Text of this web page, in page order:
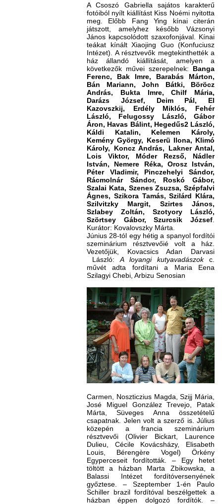
A Csoszó Gabriella sajátos karakterű
fotóiból nyílt kiállítást Kiss Noémi nyitotta
meg. Előbb Fang Ying kínai citerán
játszott, amelyhez később Vázsonyi
János kapcsolódott szaxofonjával. Kínai
teákat kínált Xiaojing Guo (Konfuciusz
Intézet). A résztvevők megtekinthették a
ház állandó kiállítását, amelyen a
következők művei szerepelnek: Banga
Ferenc, Bak Imre, Barabás Márton,
Bán Mariann, John Bátki, Böröcz
András, Bukta Imre, Chilf Mária,
Darázs József, Deim Pál, El
Kazovszkij, Erdély Miklós, Fehér
László, Felugossy László, Gábor
Áron, Havas Bálint, Hegedűs2 László,
Káldi Katalin, Kelemen Károly,
Kemény György, Keserü Ilona, Klimó
Károly, Koncz András, Lakner Antal,
Lois Viktor, Móder Rezső, Nádler
István, Nemere Réka, Orosz István,
Péter Vladimir, Pinczehelyi Sándor,
Rácmolnár Sándor, Roskó Gábor,
Szalai Kata, Szenes Zsuzsa, Szépfalvi
Ágnes, Szikora Tamás, Szilárd Klára,
Szilvitzky Margit, Szirtes János,
Szlabey Zoltán, Szotyory László,
Szörtsey Gábor, Szurcsik József
Kurátor: Kovalovszky Márta.
Június 28-tól egy hétig a spanyol fordítói
szeminárium résztvevőié volt a ház.
Vezetőjük, Kovacsics Adan Darvasi
László: A loyangi kutyavadászokc.
művét adta fordítani a Maria Eena
Szilagyi Chebi, Arbizu Senosian
Carmen, Noszticzius Magda, Szijj Mária,
José Miguel González Trevejo, Patak
Márta, Süveges Anna összetételű
csapatnak. Jelen volt a szerző is. Július
közepén a francia szeminárium
résztvevői (Olivier Bickart, Laurence
Dulieu, Cécile Kovácsházy, Elisabeth
Louis, Bérengère Vogel) Örkény
Egyperceseit fordították. – Egy hetet
töltött a házban Marta Zbikowska, a
Balassi Intézet fordítóversenyének
győztese. – Szeptember 1-én Paulo
Schiller brazil fordítóval beszélgettek a
házban éppen dolgozó fordítók. –